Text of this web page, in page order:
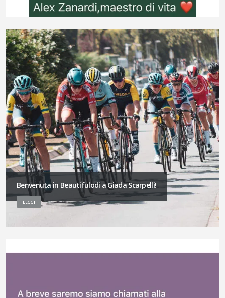
Benvenuta in Beautifulodi a Giada Scarpelli!
LEGGI